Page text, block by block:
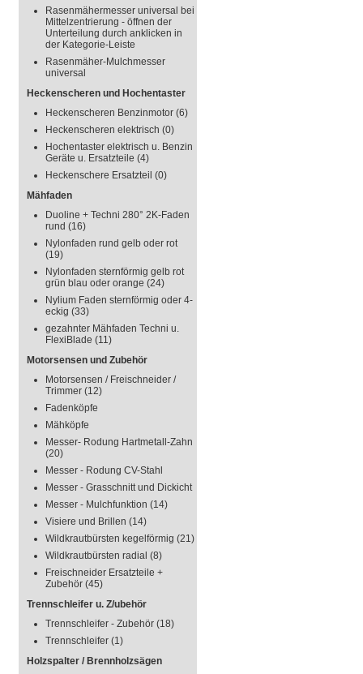
Rasenmähermesser universal bei
Mittelzentrierung - öffnen der
Unterteilung durch anklicken in
der Kategorie-Leiste
Rasenmäher-Mulchmesser
universal
Heckenscheren und Hochentaster
Heckenscheren Benzinmotor (6)
Heckenscheren elektrisch (0)
Hochentaster elektrisch u. Benzin
Geräte u. Ersatzteile (4)
Heckenschere Ersatzteil (0)
Mähfaden
Duoline + Techni 280° 2K-Faden
rund (16)
Nylonfaden rund gelb oder rot
(19)
Nylonfaden sternförmig gelb rot
grün blau oder orange (24)
Nylium Faden sternförmig oder 4-
eckig (33)
gezahnter Mähfaden Techni u.
FlexiBlade (11)
Motorsensen und Zubehör
Motorsensen / Freischneider /
Trimmer (12)
Fadenköpfe
Mähköpfe
Messer- Rodung Hartmetall-Zahn
(20)
Messer - Rodung CV-Stahl
Messer - Grasschnitt und Dickicht
Messer - Mulchfunktion (14)
Visiere und Brillen (14)
Wildkrautbürsten kegelförmig (21)
Wildkrautbürsten radial (8)
Freischneider Ersatzteile +
Zubehör (45)
Trennschleifer u. Z/ubehör
Trennschleifer - Zubehör (18)
Trennschleifer (1)
Holzspalter / Brennholzsägen